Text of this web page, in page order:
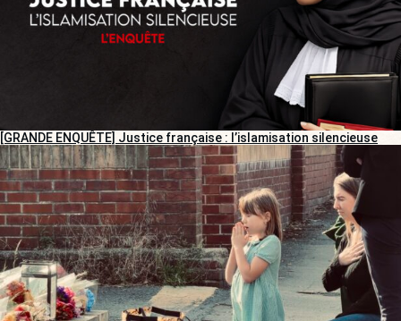
[GRANDE ENQUÊTE] Justice française : l’islamisation silencieuse